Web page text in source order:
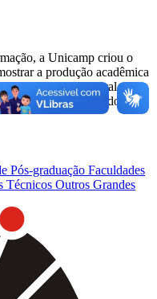
a Unicamp criou o
a produção acadêmica
Coordenadoria Geral da
constituindo parte do
Pós-graduação Faculdades
Técnicos Outros Grandes